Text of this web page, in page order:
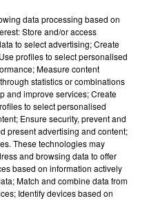
LAROCHE - Trot - 16H
13 - 5 - 3
- 4 - 11
8 - 11 - 4
- 7 - 3
- 1 - 13
- 6 - 5
- 7 - 15
6 - 8 - 9
data processing based on
Store and/or access
to select advertising; Create
profiles to select personalised
Measure content
statistics or combinations
and improve services; Create
to select personalised
Ensure security, prevent and
present advertising and content;
These technologies may
and browsing data to offer
based on information actively
Match and combine data from
Identify devices based on